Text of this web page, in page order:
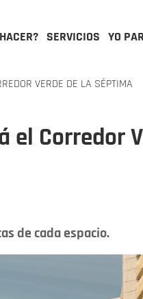
SERVICIOS YO
VERDE DE LA SÉPTIMA
el Corredor
de cada espacio.